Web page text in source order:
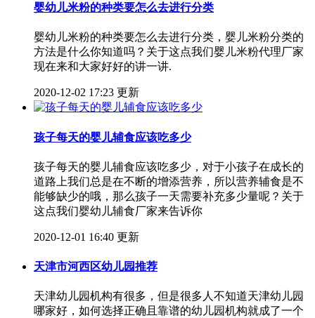
婴幼儿米粉的种类要怎么去进行分类
婴幼儿米粉的种类要怎么去进行分类，婴儿米粉分类的
方法是什么你知道吗？关于这点我们婴儿米粉代理厂家
现在来和大家好好的讲一讲.
2020-12-02 17:23 更新
孩子每天的婴儿辅食应该吃多少
孩子每天的婴儿辅食应该吃多少，对于小孩子在成长的
道路上我们总是在不断的增添营养，所以营养辅食是不
能够缺少的哦，那么孩子一天需要补充多少量呢？关于
这点我们婴幼儿辅食厂家来告诉你
2020-12-01 16:40 更新
天津市河西区幼儿园推荐
天津幼儿园机构有很多，但是很多人不知道天津幼儿园
哪家好，如何选择正确且靠谱的幼儿园机构就成了一个